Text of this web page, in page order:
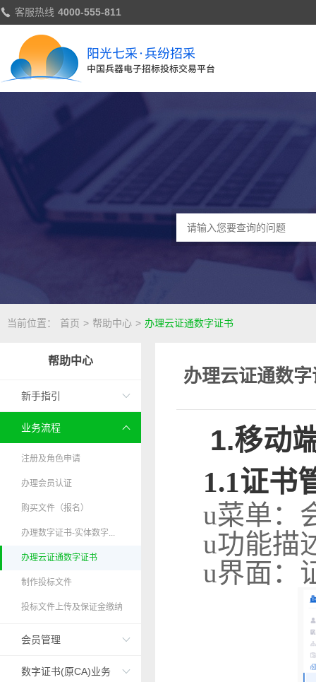
当前位置： 首页 > 帮助中心 > 办理云证通数字证书
帮助中心
新手指引
业务流程
注册及角色申请
办理会员认证
购买文件（报名）
办理数字证书-实体数字...
办理云证通数字证书
制作投标文件
投标文件上传及保证金缴纳
会员管理
数字证书(原CA)业务
办理云证通数
1.移动
1.1证书
u菜单：
u功能描
u界面：